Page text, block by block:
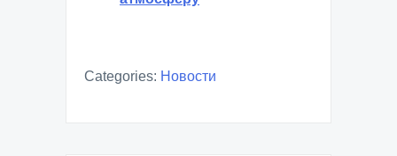
Categories: Новости